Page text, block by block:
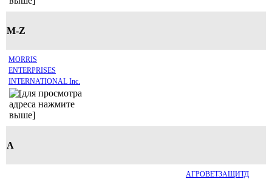
M-Z
MORRIS
ENTERPRISES
INTERNATIONAL Inc.
А
АГРОВЕТЗАЩИТД